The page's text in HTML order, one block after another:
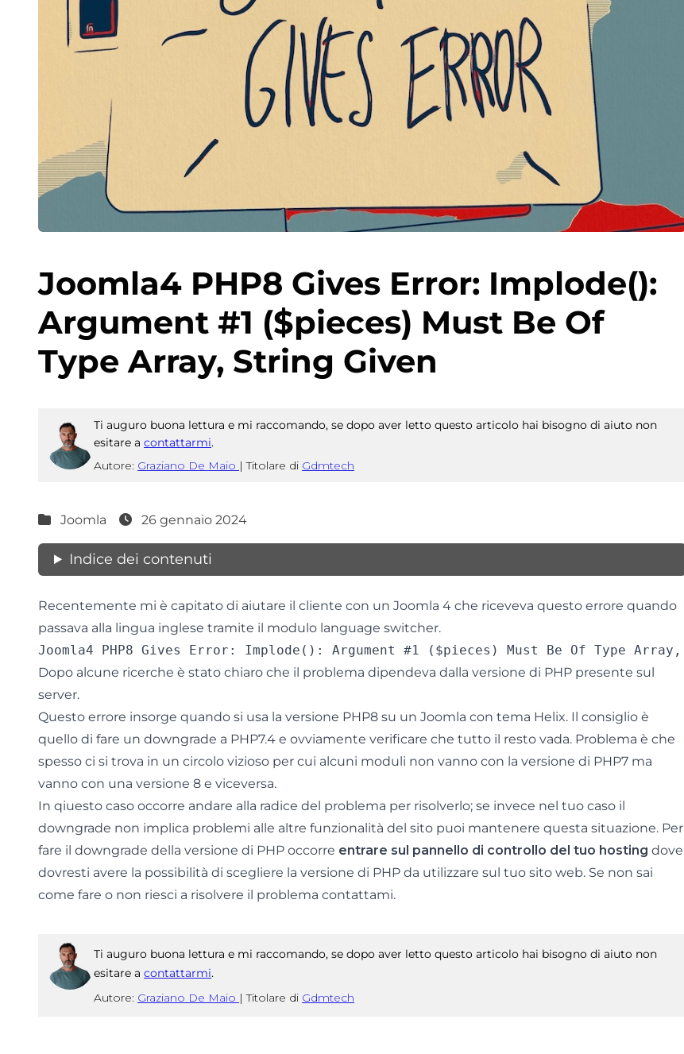
Joomla4 PHP8 Gives Error: Implode():
Argument #1 ($pieces) Must Be Of
Type Array, String Given
Ti auguro buona lettura e mi raccomando, se dopo aver letto questo articolo hai bisogno di aiuto non
esitare a contattarmi.
Autore: Graziano De Maio | Titolare di Gdmtech
Joomla 26 gennaio 2024
Indice dei contenuti
Recentemente mi è capitato di aiutare il cliente con un Joomla 4 che riceveva questo errore quando
passava alla lingua inglese tramite il modulo language switcher.
Dopo alcune ricerche è stato chiaro che il problema dipendeva dalla versione di PHP presente sul
server.
Questo errore insorge quando si usa la versione PHP8 su un Joomla con tema Helix. Il consiglio è
quello di fare un downgrade a PHP7.4 e ovviamente verificare che tutto il resto vada. Problema è che
spesso ci si trova in un circolo vizioso per cui alcuni moduli non vanno con la versione di PHP7 ma
vanno con una versione 8 e viceversa.
In qiuesto caso occorre andare alla radice del problema per risolverlo; se invece nel tuo caso il
downgrade non implica problemi alle altre funzionalità del sito puoi mantenere questa situazione. Per
fare il downgrade della versione di PHP occorre entrare sul pannello di controllo del tuo hosting dove
dovresti avere la possibilità di scegliere la versione di PHP da utilizzare sul tuo sito web. Se non sai
come fare o non riesci a risolvere il problema contattami.
Ti auguro buona lettura e mi raccomando, se dopo aver letto questo articolo hai bisogno di aiuto non
esitare a contattarmi.
Autore: Graziano De Maio | Titolare di Gdmtech